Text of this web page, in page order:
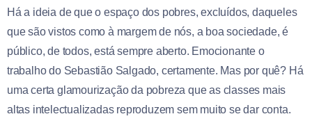
Há a ideia de que o espaço dos pobres, excluídos, daqueles
que são vistos como à margem de nós, a boa sociedade, é
público, de todos, está sempre aberto. Emocionante o
trabalho do Sebastião Salgado, certamente. Mas por quê? Há
uma certa glamourização da pobreza que as classes mais
altas intelectualizadas reproduzem sem muito se dar conta.